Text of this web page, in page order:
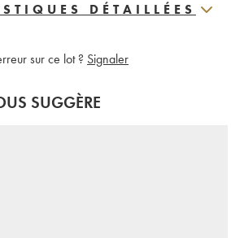
DÉTAILLÉES
sur ce lot ? Signaler
SUGGÈRE